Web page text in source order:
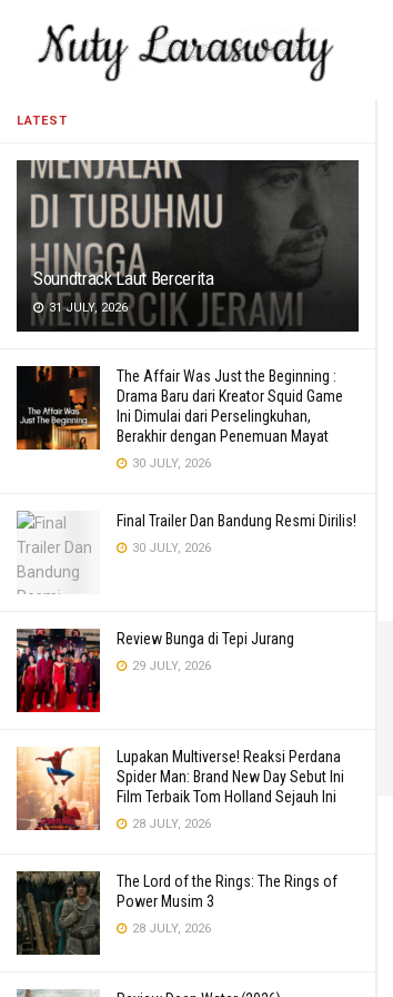
LATEST
Soundtrack Laut Bercerita
31 JULY, 2026
The Affair Was Just the Beginning :
Drama Baru dari Kreator Squid Game
Ini Dimulai dari Perselingkuhan,
Berakhir dengan Penemuan Mayat
30 JULY, 2026
Final Trailer Dan Bandung Resmi Dirilis!
30 JULY, 2026
Review Bunga di Tepi Jurang
29 JULY, 2026
Lupakan Multiverse! Reaksi Perdana
Spider Man: Brand New Day Sebut Ini
Film Terbaik Tom Holland Sejauh Ini
28 JULY, 2026
The Lord of the Rings: The Rings of
Power Musim 3
28 JULY, 2026